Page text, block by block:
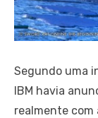
Segundo uma
IBM havia
realmente com